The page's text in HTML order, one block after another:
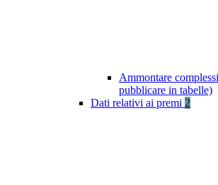
Ammontare
pubblicare in tabelle)
Dati relativi ai premi 2